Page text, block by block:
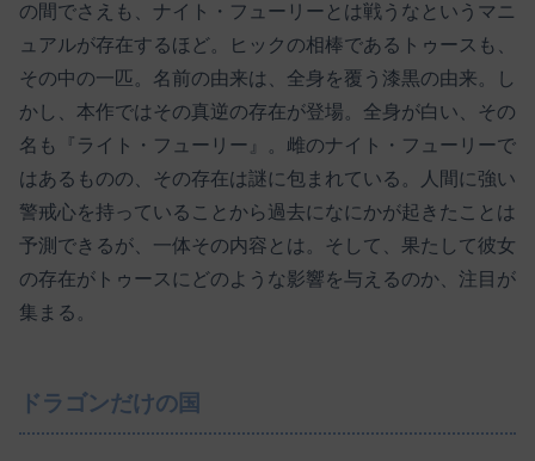
の間でさえも、ナイト・フューリーとは戦うなというマニ
ュアルが存在するほど。ヒックの相棒であるトゥースも、
その中の一匹。名前の由来は、全身を覆う漆黒の由来。し
かし、本作ではその真逆の存在が登場。全身が白い、その
名も『ライト・フューリー』。雌のナイト・フューリーで
はあるものの、その存在は謎に包まれている。人間に強い
警戒心を持っていることから過去になにかが起きたことは
予測できるが、一体その内容とは。そして、果たして彼女
の存在がトゥースにどのような影響を与えるのか、注目が
集まる。
ドラゴンだけの国